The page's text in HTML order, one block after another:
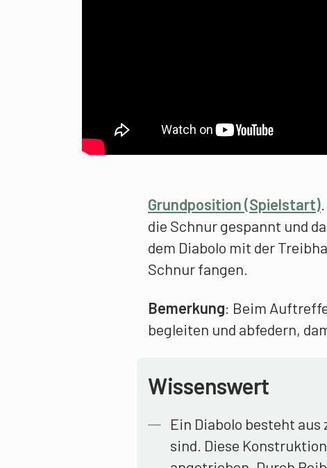
Grundposition (Spielstart)
die Schnur gespannt und
dem Diabolo mit der
Schnur fangen.
Bemerkung: Beim
begleiten und abfedern,
Wissenswert
Ein Diabolo besteht
sind. Diese